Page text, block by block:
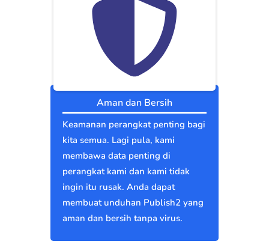
Aman dan Bersih
Keamanan perangkat penting bagi
kita semua. Lagi pula, kami
membawa data penting di
perangkat kami dan kami tidak
ingin itu rusak. Anda dapat
membuat unduhan Publish2 yang
aman dan bersih tanpa virus.